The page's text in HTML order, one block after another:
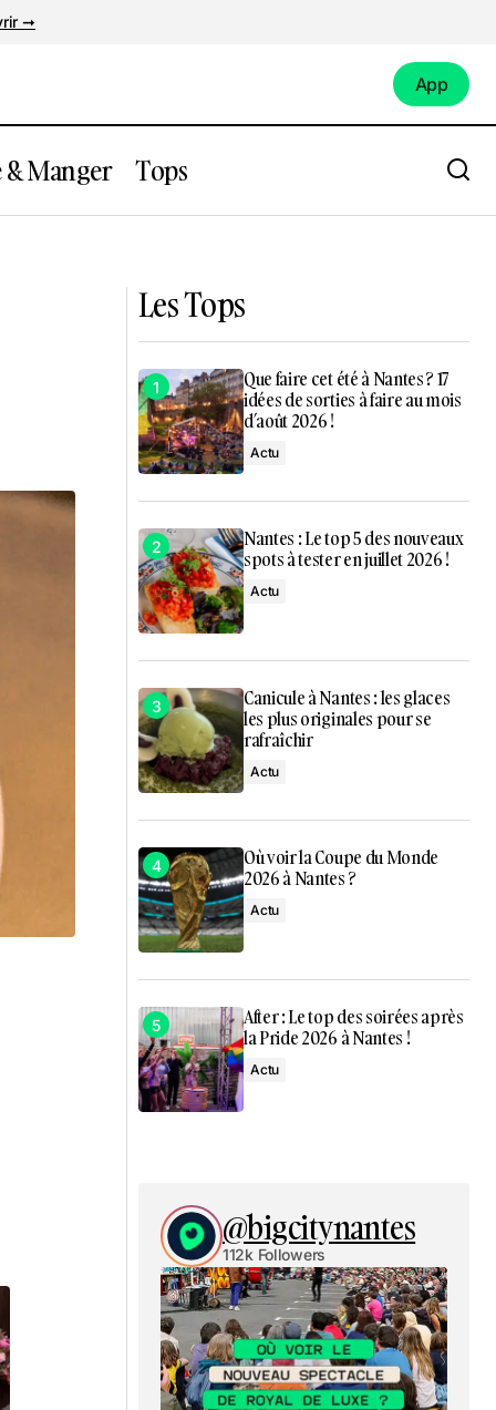
➞
App
Manger Tops
Les Tops
Que faire cet été à Nantes ? 17
idées de sorties à faire au mois
d’août 2026 !
Actu
Nantes : Le top 5 des nouveaux
spots à tester en juillet 2026 !
Actu
Canicule à Nantes : les glaces
les plus originales pour se
rafraîchir
Actu
Où voir la Coupe du Monde
2026 à Nantes ?
Actu
After : Le top des soirées après
la Pride 2026 à Nantes !
Actu
@bigcitynantes
112k Followers